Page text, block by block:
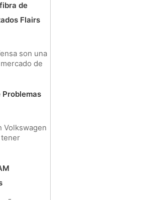
de
Flairs
son una
de
Volkswagen
tener